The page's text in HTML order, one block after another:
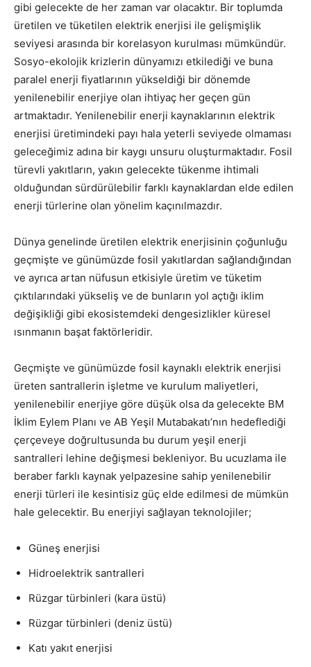
gibi gelecekte de her zaman var olacaktır. Bir toplumda
üretilen ve tüketilen elektrik enerjisi ile gelişmişlik
seviyesi arasında bir korelasyon kurulması mümkündür.
Sosyo-ekolojik krizlerin dünyamızı etkilediği ve buna
paralel enerji fiyatlarının yükseldiği bir dönemde
yenilenebilir enerjiye olan ihtiyaç her geçen gün
artmaktadır. Yenilenebilir enerji kaynaklarının elektrik
enerjisi üretimindeki payı hala yeterli seviyede olmaması
geleceğimiz adına bir kaygı unsuru oluşturmaktadır. Fosil
türevli yakıtların, yakın gelecekte tükenme ihtimali
olduğundan sürdürülebilir farklı kaynaklardan elde edilen
enerji türlerine olan yönelim kaçınılmazdır.
Dünya genelinde üretilen elektrik enerjisinin çoğunluğu
geçmişte ve günümüzde fosil yakıtlardan sağlandığından
ve ayrıca artan nüfusun etkisiyle üretim ve tüketim
çıktılarındaki yükseliş ve de bunların yol açtığı iklim
değişikliği gibi ekosistemdeki dengesizlikler küresel
ısınmanın başat faktörleridir.
Geçmişte ve günümüzde fosil kaynaklı elektrik enerjisi
üreten santrallerin işletme ve kurulum maliyetleri,
yenilenebilir enerjiye göre düşük olsa da gelecekte BM
İklim Eylem Planı ve AB Yeşil Mutabakatı’nın hedeflediği
çerçeveye doğrultusunda bu durum yeşil enerji
santralleri lehine değişmesi bekleniyor. Bu ucuzlama ile
beraber farklı kaynak yelpazesine sahip yenilenebilir
enerji türleri ile kesintisiz güç elde edilmesi de mümkün
hale gelecektir. Bu enerjiyi sağlayan teknolojiler;
Güneş enerjisi
Hidroelektrik santralleri
Rüzgar türbinleri (kara üstü)
Rüzgar türbinleri (deniz üstü)
Katı yakıt enerjisi